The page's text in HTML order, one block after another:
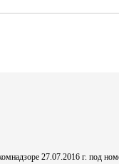
27.07.2016 г.